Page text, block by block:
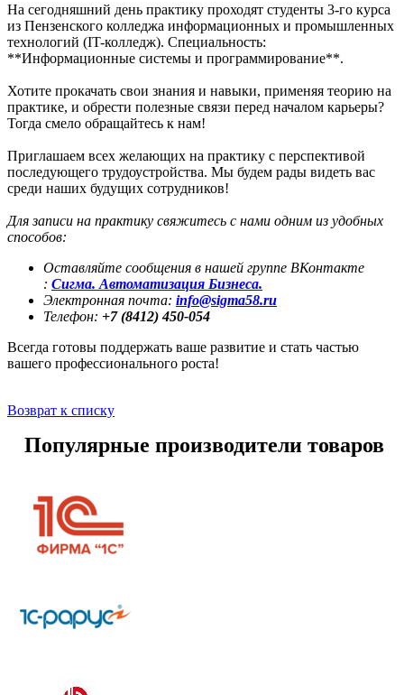
На сегодняшний день практику проходят студенты 3-го курса
из Пензенского колледжа информационных и промышленных
технологий (IT-колледж). Специальность:
**Информационные системы и программирование**.
Хотите прокачать свои знания и навыки, применяя теорию на
практике, и обрести полезные связи перед началом карьеры?
Тогда смело обращайтесь к нам!
Приглашаем всех желающих на практику с перспективой
последующего трудоустройства. Мы будем рады видеть вас
среди наших будущих сотрудников!
Для записи на практику свяжитесь с нами одним из удобных
способов:
Оставляйте сообщения в нашей группе ВКонтакте
: Сигма. Автоматизация Бизнеса.
Электронная почта: info@sigma58.ru
Телефон: +7 (8412) 450-054
Всегда готовы поддержать ваше развитие и стать частью
вашего профессионального роста!
Возврат к списку
Популярные производители товаров